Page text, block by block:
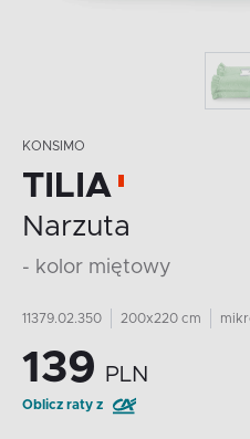
KONSIMO
TILIA
Narzuta
- kolor miętowy
11379.02.350 200x220 cm
139 PLN
Oblicz raty z